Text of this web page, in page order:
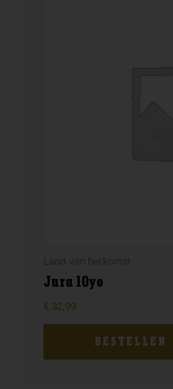
Jura 10yo
€ 32,99
BESTELLEN